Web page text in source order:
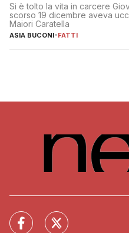
Si è tolto la vita in carcere
scorso 19 dicembre aveva
Maiori Caratella
ASIA BUCONI-FATTI